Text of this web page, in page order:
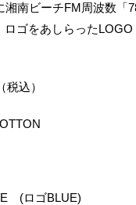
湘南ビーチFM周波数「
ロゴをあしらったLOGO
税込）
(ロゴBLUE)